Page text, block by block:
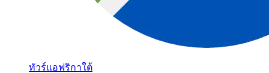
ทัวร์แอฟริกาใต้